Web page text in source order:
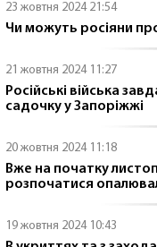
23 жовтня 2024 21:54
Чи можуть росіяни
21 жовтня 2024 11:27
Російські війська
садочку у Запоріжжі
20 жовтня 2024 11:18
Вже на початку
розпочатися
19 жовтня 2024 10:43